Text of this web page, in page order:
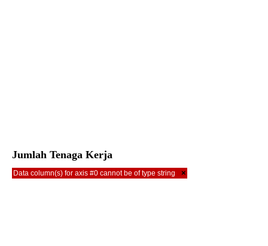
Jumlah Tenaga Kerja
Data column(s) for axis #0 cannot be of type string ×